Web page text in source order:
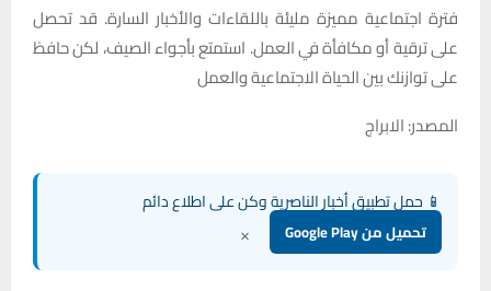
فترة اجتماعية مميزة مليئة باللقاءات والأخبار السارة. قد تحصل
على ترقية أو مكافأة في العمل. استمتع بأجواء الصيف، لكن حافظ
على توازنك بين الحياة الاجتماعية والعمل
المصدر: الابراج
📱 حمل تطبيق أخبار الناصرية وكن على اطلاع دائم
تحميل من Google Play ×